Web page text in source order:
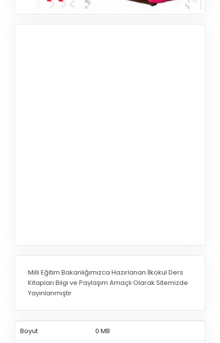
Milli Eğitim Bakanlığımızca Hazırlanan İlkokul Ders
Kitapları Bilgi ve Paylaşım Amaçlı Olarak Sitemizde
Yayınlanmıştır
Boyut 0 MB